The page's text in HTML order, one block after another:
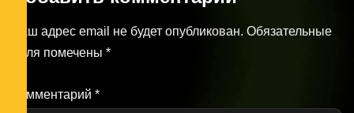
Ваш адрес email не будет опубликован. Обязательные
поля помечены *
Комментарий *